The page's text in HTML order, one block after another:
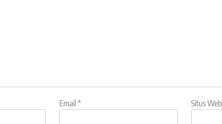
Email* Situs Web